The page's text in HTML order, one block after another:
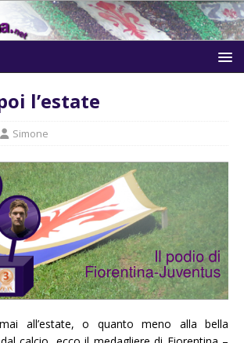
l’estate
Simone
all’estate, o quanto meno alla bella